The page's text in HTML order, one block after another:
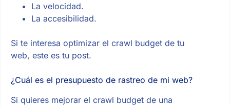
La velocidad.
La accesibilidad.
Si te interesa optimizar el crawl budget de tu
web, este es tu post.
¿Cuál es el presupuesto de rastreo de mi web?
Si quieres mejorar el crawl budget de una